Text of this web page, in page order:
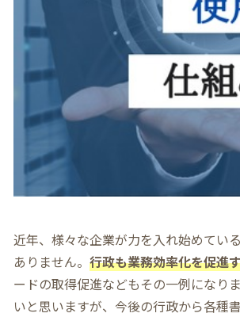
近年、様々な企業が力を入れ始めてい
ありません。 行政も業務効率化を促進
ードの取得促進などもその一例になり
いと思いますが、今後の行政から各種